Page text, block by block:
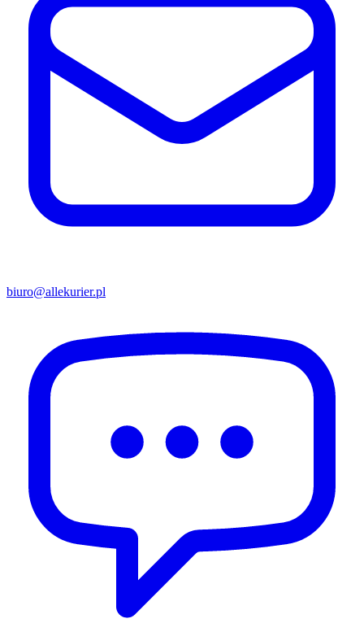
biuro@allekurier.pl